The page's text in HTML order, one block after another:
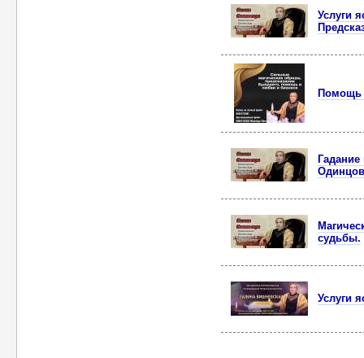
Услуги
Помощь
судьбы.
Услуги